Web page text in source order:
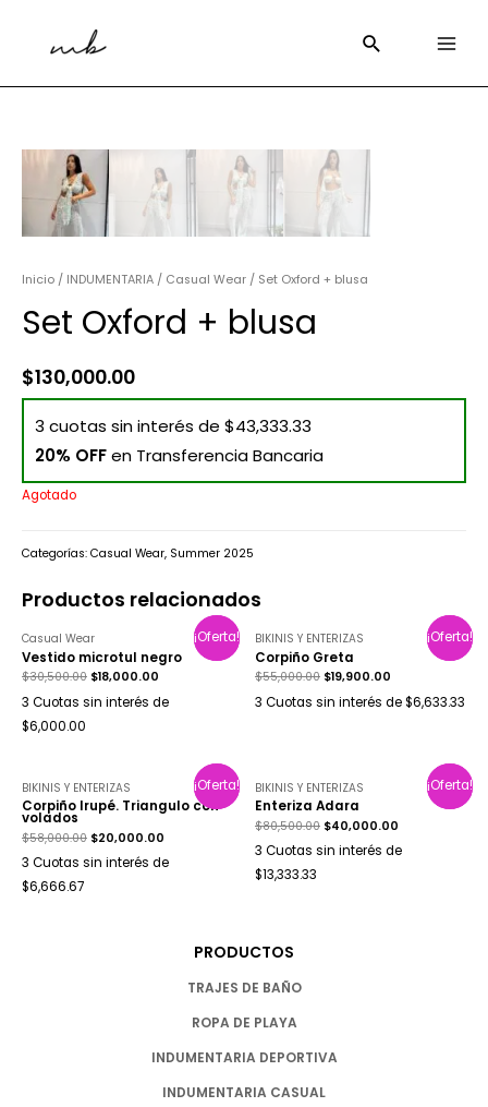
Inicio / INDUMENTARIA / Casual Wear / Set Oxford + blusa
Set Oxford + blusa
$130,000.00
3 cuotas sin interés de $43,333.33
20% OFFen Transferencia Bancaria
Agotado
Categorías: Casual Wear, Summer 2025
Productos relacionados
¡Oferta!
¡Oferta!
Casual Wear
Vestido microtul negro
$30,500.00 $18,000.00
3 Cuotas sin interés de
$6,000.00
¡Oferta!
¡Oferta!
BIKINIS Y ENTERIZAS
Corpiño Greta
$55,000.00 $19,900.00
3 Cuotas sin interés de $6,633.33
¡Oferta!
¡Oferta!
BIKINIS Y ENTERIZAS
Corpiño Irupé. Triangulo con
volados
$58,000.00 $20,000.00
3 Cuotas sin interés de
$6,666.67
¡Oferta!
¡Oferta!
BIKINIS Y ENTERIZAS
Enteriza Adara
$80,500.00 $40,000.00
3 Cuotas sin interés de
$13,333.33
PRODUCTOS
TRAJES DE BAÑO
ROPA DE PLAYA
INDUMENTARIA DEPORTIVA
INDUMENTARIA CASUAL